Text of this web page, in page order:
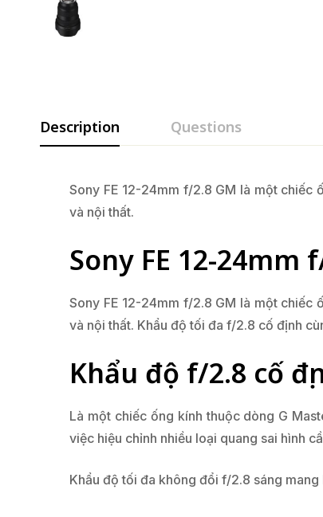
Description Questions
Sony FE 12-24mm f/2.8 GM là một
và nội thất.
Sony FE 12-
Sony FE 12-24mm f/2.8 GM là một
và nội thất. Khẩu độ tối đa f/2.8 cố định
Khẩu độ f/2.8 cố
Là một chiếc ống kính thuộc dòng G
việc hiệu chỉnh nhiều loại quang sai hình
Khẩu độ tối đa không đổi f/2.8 sáng